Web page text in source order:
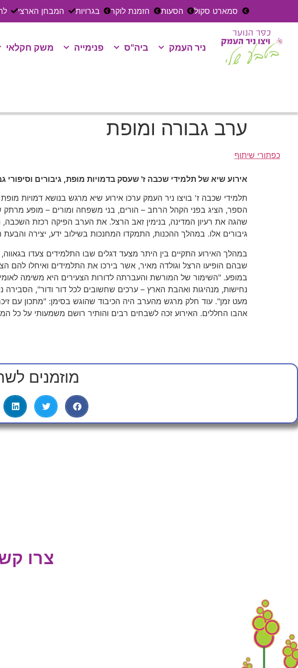
סמארט סקול הסעות הזמנת לוקר בגרויות המבחן הארצי
ניר העמק ביה"ס פנימייה משק חקלאי
ערב גבורה ומופת
כפתורי שיתוף
אירוע שיא של תלמידי שכבה ז' שעסק בדמויות מופת, גיבורים
תלמידי שכבה ז' בויצו ניר העמק ערכו אירוע שיא מרגש בנושא דמויות
הספר, הציג בפני הקהל הרחב – הורים, בני משפחה ומורים – מופע מרתק
שהגה את רעיון המדינה, בנימין זאב הרצל. את הערב הפיקה רכזת
גיבורים אלו. במהלך ההכנות, התמקדו המחנכות בשילוב ידע, יצירה
במהלך האירוע התקיים בין היתר מצעד דגלים שבו התלמידים צעדו בגאווה,
שבהם הופיעו הרצל וגולדה מאיר, אשר בירכו את התלמידים ואיחלו
במופע. "השימור של המורשת והעברתה לדורות הצעירים היא משימה
נחישות, מנהיגות ואהבת הארץ – ערכים שחשובים לכל דור ודור",
מעט זמן". עוד חלק מרגש מהערב היה הכיבוד שהוגש בסימן: "מתכון עם
אהבו החללים. האירוע זכה לשבחים רבים והותיר רושם משמעותי על כל
מוזמנים
צרו